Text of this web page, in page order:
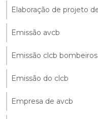
Elaboração de projeto
Emissão avcb
Emissão clcb bombeiros
Emissão do clcb
Empresa de avcb